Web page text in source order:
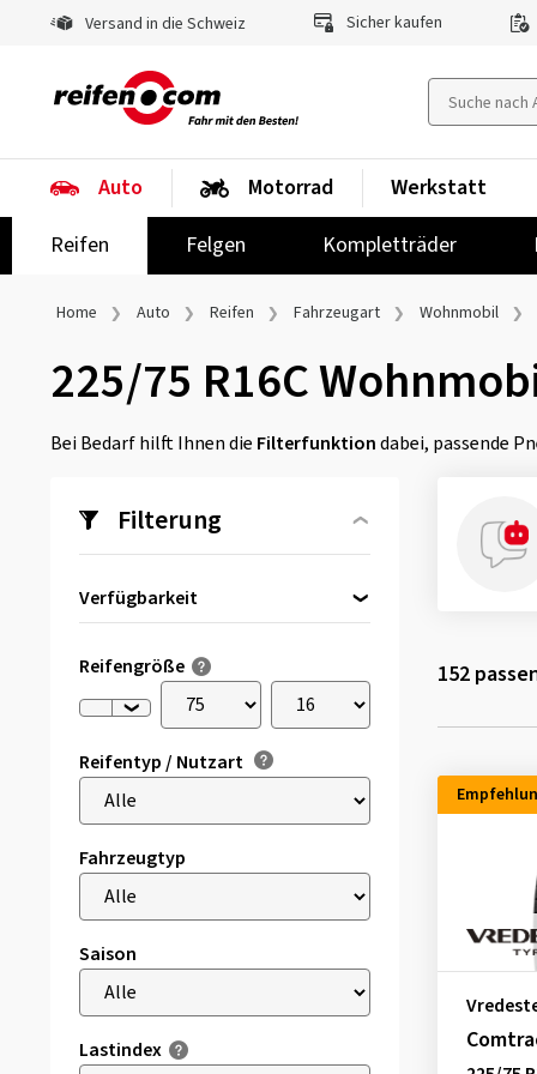
Versand in die Schweiz Sicher kaufen
Auto
Reifen
Felgen Kompletträder
Motorrad Werkstatt
Home Auto Reifen Fahrzeugart Wohnmobil
225/75 R16C
Bei Bedarf hilft Ihnen die Filterfunktiondabei, passende
Filterung
Verfügbarkeit
Reifengröße
Reifentyp / Nutzart
Fahrzeugtyp
Saison
Lastindex
152